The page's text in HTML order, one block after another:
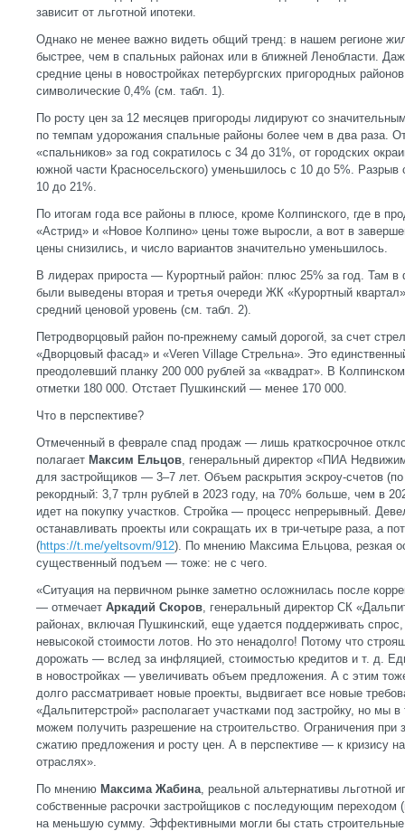
зависит от льготной ипотеки.
Однако не менее важно видеть общий тренд: в нашем регионе
быстрее, чем в спальных районах или в ближней Ленобласти.
средние цены в новостройках петербургских пригородных
символические 0,4% (см. табл. 1).
По росту цен за 12 месяцев пригороды лидируют со
по темпам удорожания спальные районы более чем в два раза.
«спальников» за год сократилось с 34 до 31%, от городских
южной части Красносельского) уменьшилось с 10 до 5%.
10 до 21%.
По итогам года все районы в плюсе, кроме Колпинского, где в
«Астрид» и «Новое Колпино» цены тоже выросли, а вот в
цены снизились, и число вариантов значительно уменьшилось.
В лидерах прироста — Курортный район: плюс 25% за год. Там
были выведены вторая и третья очереди ЖК «Курортный
средний ценовой уровень (см. табл. 2).
Петродворцовый район по-прежнему самый дорогой, за счет
«Дворцовый фасад» и «Veren Village Стрельна». Это
преодолевший планку 200 000 рублей за «квадрат». В
отметки 180 000. Отстает Пушкинский — менее 170 000.
Что в перспективе?
Отмеченный в феврале спад продаж — лишь краткосрочное
полагает Максим Ельцов, генеральный директор «ПИА
для застройщиков — 3–7 лет. Объем раскрытия эскроу-счетов
рекордный: 3,7 трлн рублей в 2023 году, на 70% больше, чем в
идет на покупку участков. Стройка — процесс непрерывный.
останавливать проекты или сокращать их в три-четыре раза, а
(https://t.me/yeltsovm/912). По мнению Максима Ельцова, резкая
существенный подъем — тоже: не с чего.
«Ситуация на первичном рынке заметно осложнилась после
— отмечает Аркадий Скоров, генеральный директор СК
районах, включая Пушкинский, еще удается поддерживать
невысокой стоимости лотов. Но это ненадолго! Потому что
дорожать — вслед за инфляцией, стоимостью кредитов и т. д.
в новостройках — увеличивать объем предложения. А с этим
долго рассматривает новые проекты, выдвигает все новые
«Дальпитерстрой» располагает участками под застройку, но мы
можем получить разрешение на строительство. Ограничения при
сжатию предложения и росту цен. А в перспективе — к кризису
отраслях».
По мнению Максима Жабина, реальной альтернативы льготной
собственные расрочки застройщиков с последующим переходом
на меньшую сумму. Эффективными могли бы стать